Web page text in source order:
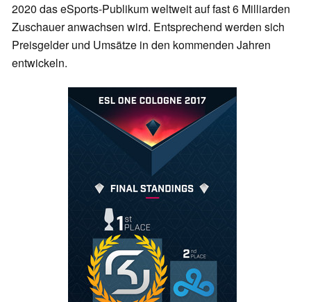
2020 das eSports-Publikum weltweit auf fast 6 Milliarden
Zuschauer anwachsen wird. Entsprechend werden sich
Preisgelder und Umsätze in den kommenden Jahren
entwickeln.